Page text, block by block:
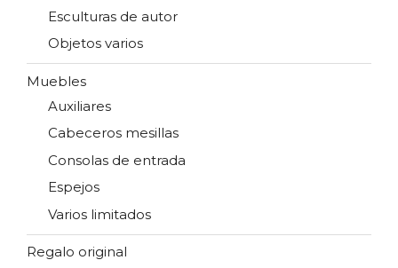
Esculturas de autor
Objetos varios
Muebles
Auxiliares
Cabeceros mesillas
Consolas de entrada
Espejos
Varios limitados
Regalo original